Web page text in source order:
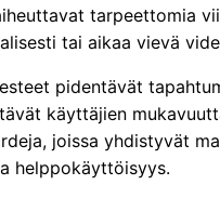
tarpeettomia
tai aikaa vievä
pidentävät
käyttäjien
joissa yhdistyvät
helppokäyttöisyys.